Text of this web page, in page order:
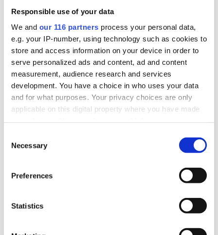
Responsible use of your data
We and our 116 partners process your personal data,
e.g. your IP-number, using technology such as cookies to
store and access information on your device in order to
serve personalized ads and content, ad and content
measurement, audience research and services
development. You have a choice in who uses your data
and for what purposes. Your privacy choices are only
applicable on this digital property where you have made
the Privacy trigger icon.
Find out more about how your personal data is processed
and set your preferences in the
We use cookies to personalise content and ads, to
provide social media features and to analyse our traffic.
Selection
Necessary
Preferences
Statistics
Magdalena Andersson ger sig ut på en två dagars
turistorter.
2026-06-16, 07:48
Gruvbolag och branschorganisation
halvjublar över skrotat uran-veto
Gruvindustrins branschorganisation pratar om
”ett steg framåt och två bakåt” när det gäller
tillståndsprövningen av brytning av uran med
lovar att fortsätta att lobba för att uranbrytning